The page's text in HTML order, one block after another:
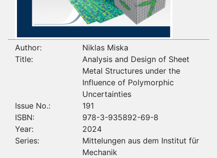
Author:
Niklas Miska
Title:
Analysis and Design of Sheet
Metal Structures under the
Influence of Polymorphic
Uncertainties
Issue No.:
191
ISBN:
978-3-935892-69-8
Year:
2024
Series:
Mittelungen aus dem Institut für
Mechanik